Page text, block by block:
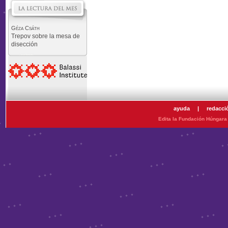
Géza Csáth
Trepov sobre la mesa de
disección
ayuda |
Edita la Fundación